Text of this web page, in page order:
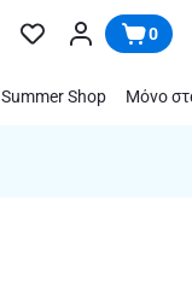
0
Summer Shop Μόνο